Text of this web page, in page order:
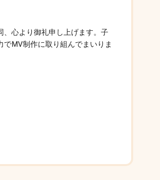
、心より御礼申し上げます。子
MV制作に取り組んでまいりま